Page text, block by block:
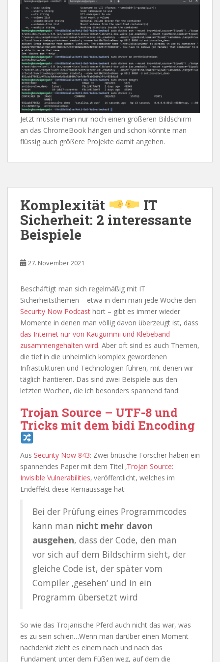
Jetzt müsste man nur noch einen größeren Bildschirm
an das ChromeBook hängen und schon könnte man
flüssig auch größere Projekte damit angehen.
Komplexität
IT
Sicherheit: 2 interessante
Beispiele
27. November 2021
Beschäftigt man sich regelmäßig mit IT
Sicherheitsthemen – etwa in dem man jede Woche den
Security Now Podcast hört – gibt es immer wieder
Momente in denen man völlig davon überzeugt ist, dass
das Internet nur von Kaugummi und Klebeband
zusammengehalten wird. Aber oft sind es auch Themen,
die tief in die unheimlich komplex gewordenen
Infrastukturen und Technologien führen, mit denen wir
täglich hantieren. Das sind zwei Beispiele aus den
letzten Wochen, die ich besonders spannend fand:
Trojan Source – UTF-8 und
Tricks mit dem bidi Encoding
Aus Security Now 843: Zwei britische Forscher haben ein
spannendes Paper mit dem Titel ‚Trojan Source:
Invisible Vulnerabilities‚ veröffentlicht, welches im
Endeffekt diese Kernaussage hat:
Bei der Prüfung eines Programmcodes
kann man nicht mehr davon
ausgehen, dass der Code, den man
vor sich auf dem Bildschirm sieht, der
gleiche Code ist, der später vom
Compiler ‚gesehen‘ und in ein
Programm übersetzt wird
So wie das Trojanische Pferd auch nicht das war, was
es zu sein schien…Wenn man darüber einen Moment
nachdenkt zieht es einem nach und nach das
Fundament unter dem Füßen weg, auf dem die